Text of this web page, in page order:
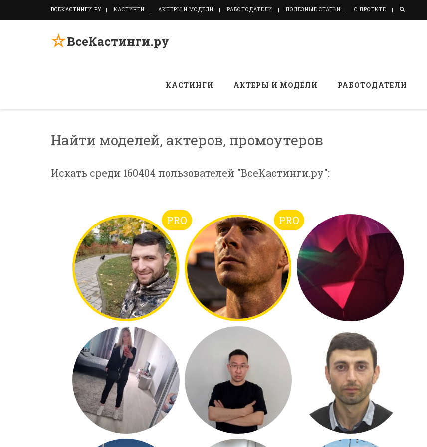
ВСЕКАСТИНГИ.РУ КАСТИНГИ АКТЕРЫ И МОДЕЛИ РАБОТОДАТЕЛИ ПОЛЕЗНЫЕ СТАТЬИ О ПРОЕКТЕ
☆ВсеКастинги.ру
КАСТИНГИ АКТЕРЫ И МОДЕЛИ РАБОТОДАТЕЛИ
Найти моделей, актеров, промоутеров
Искать среди 160404 пользователей "ВсеКастинги.ру":
PRO PRO